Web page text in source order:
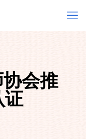
会推
证